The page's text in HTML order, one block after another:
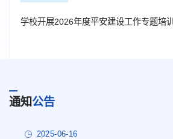
学校开展2026年度平安建设工作专题培训
通知公告
2025-06-16